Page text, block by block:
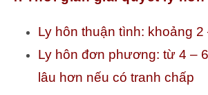
Ly hôn thuận tình: khoảng 2
Ly hôn đơn phương: từ 4 –
lâu hơn nếu có tranh chấp